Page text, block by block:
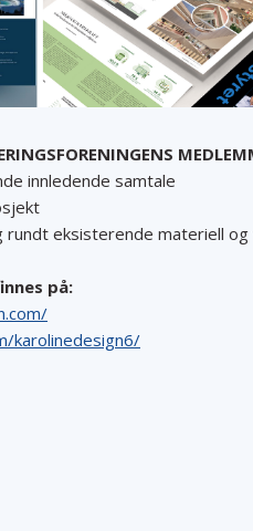
innledende samtale
rundt eksisterende materiell og
på:
karolinedesign6/